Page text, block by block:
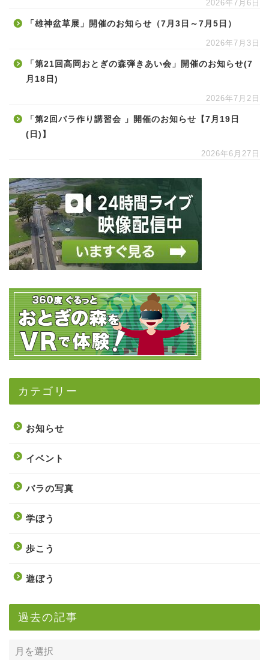
2026年7月6日
「雄神盆草展」開催のお知らせ（7月3日～7月5日）
2026年7月3日
「第21回高岡おとぎの森弾きあい会」開催のお知らせ(7
月18日)
2026年7月2日
「第2回バラ作り講習会 」開催のお知らせ【7月19日
(日)】
2026年6月27日
カテゴリー
お知らせ
イベント
バラの写真
学ぼう
歩こう
遊ぼう
過去の記事